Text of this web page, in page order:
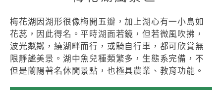
梅花湖因湖形很像梅開五瓣，加上湖心有一小島如
花蕊，因此得名。平時湖面若鏡，但若微風吹拂，
波光粼粼，繞湖畔而行，或騎自行車，都可欣賞無
限靜謐美景。湖中魚兒種類繁多，生態系完備，不
但是蘭陽著名休閒景點，也極具農業、教育功能。